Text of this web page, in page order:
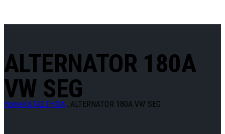
ALTERNATOR 180A
VW SEG
Home ΚΑΤΑΣΤΗΜΑ...ALTERNATOR 180A VW SEG